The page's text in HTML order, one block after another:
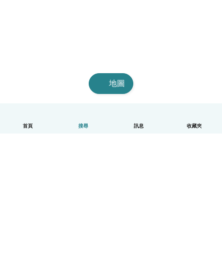
首頁 搜尋 訊息 收藏夾
地圖